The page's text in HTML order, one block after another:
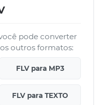
pode converter
outros formatos:
FLV para MP3
FLV para TEXTO